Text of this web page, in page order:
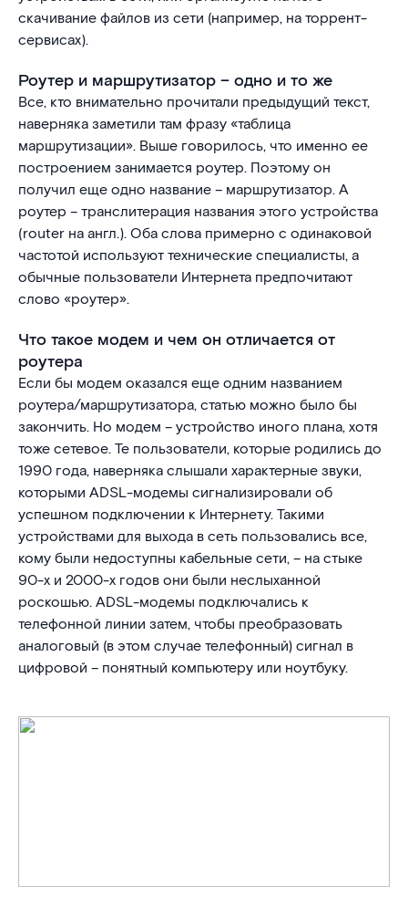
скачивание файлов из сети (например, на торрент-
сервисах).
Роутер и маршрутизатор – одно и то же
Все, кто внимательно прочитали предыдущий текст,
наверняка заметили там фразу «таблица
маршрутизации». Выше говорилось, что именно ее
построением занимается роутер. Поэтому он
получил еще одно название – маршрутизатор. А
роутер – транслитерация названия этого устройства
(router на англ.). Оба слова примерно с одинаковой
частотой используют технические специалисты, а
обычные пользователи Интернета предпочитают
слово «роутер».
Что такое модем и чем он отличается от
роутера
Если бы модем оказался еще одним названием
роутера/маршрутизатора, статью можно было бы
закончить. Но модем – устройство иного плана, хотя
тоже сетевое. Те пользователи, которые родились до
1990 года, наверняка слышали характерные звуки,
которыми ADSL-модемы сигнализировали об
успешном подключении к Интернету. Такими
устройствами для выхода в сеть пользовались все,
кому были недоступны кабельные сети, – на стыке
90-х и 2000-х годов они были неслыханной
роскошью. ADSL-модемы подключались к
телефонной линии затем, чтобы преобразовать
аналоговый (в этом случае телефонный) сигнал в
цифровой – понятный компьютеру или ноутбуку.